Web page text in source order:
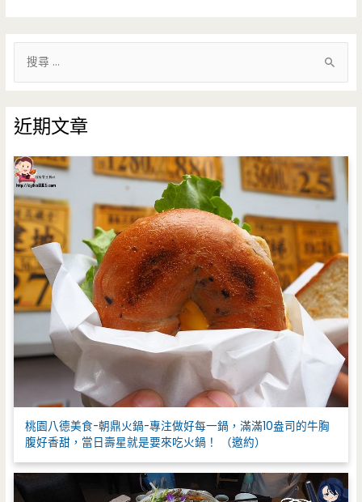
鍵
字
:
近期文章
桃園八德美食-朝鼎火鍋-專注做好每一鍋，滿滿10盎司的牛胸
腹好香甜，當日壽星就是要來吃火鍋！ （邀約）